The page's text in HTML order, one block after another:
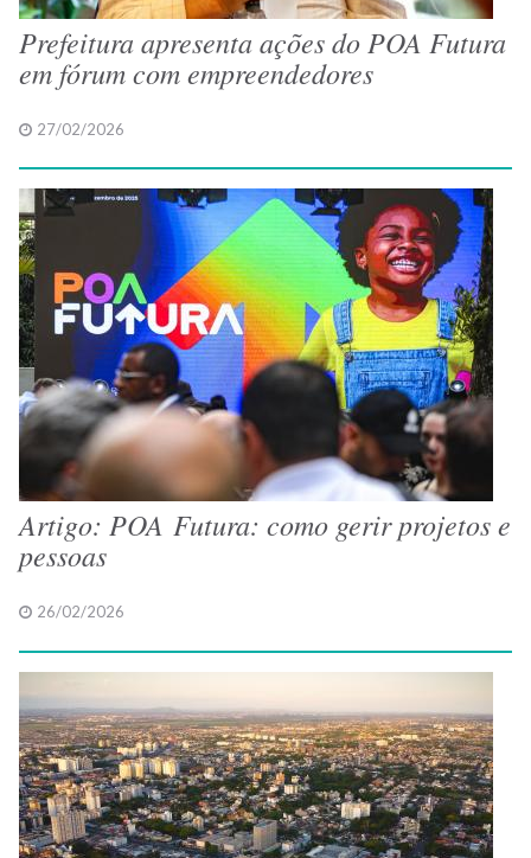
Prefeitura apresenta ações do POA Futura
em fórum com empreendedores
27/02/2026
Artigo: POA Futura: como gerir projetos e
pessoas
26/02/2026